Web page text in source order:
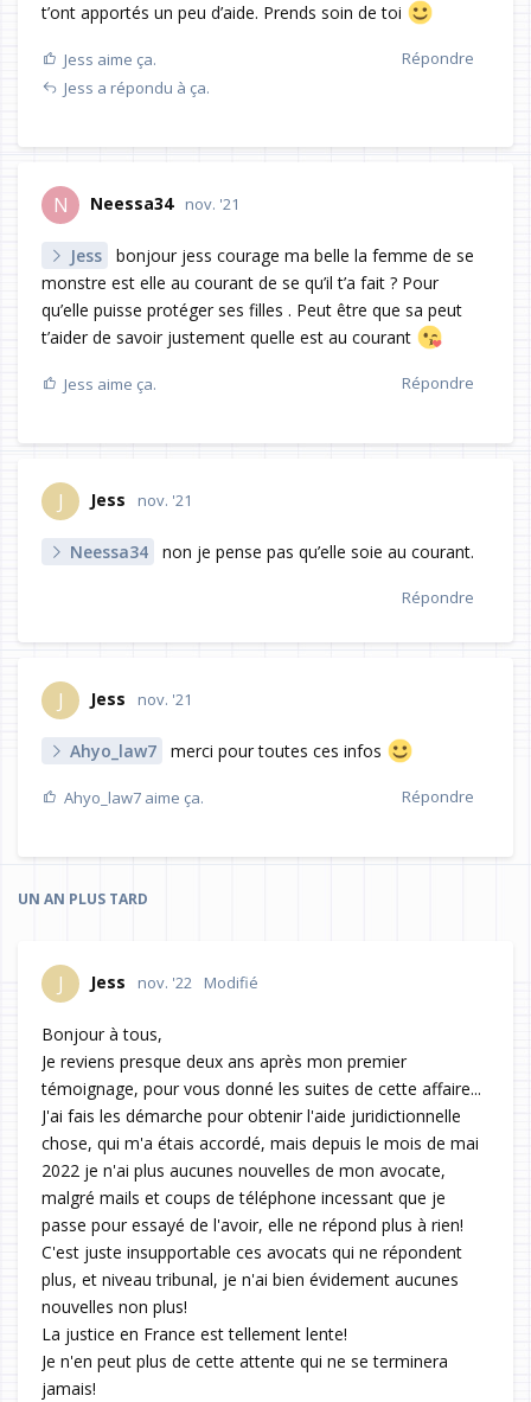
t’ont apportés un peu d’aide. Prends soin de toi
Répondre
Jess aime ça.
Jess a répondu à ça.
N Neessa34 nov. '21
Jess
bonjour jess courage ma belle la femme de se
monstre est elle au courant de se qu’il t’a fait ? Pour
qu’elle puisse protéger ses filles . Peut être que sa peut
t’aider de savoir justement quelle est au courant
Répondre
Jess aime ça.
J Jess nov. '21
Neessa34 non je pense pas qu’elle soie au courant.
Répondre
J Jess nov. '21
Ahyo_law7 merci pour toutes ces infos
Répondre
Ahyo_law7 aime ça.
UN AN PLUS TARD
J Jess nov. '22 Modifié
Bonjour à tous,
Je reviens presque deux ans après mon premier
témoignage, pour vous donné les suites de cette affaire...
J'ai fais les démarche pour obtenir l'aide juridictionnelle
chose, qui m'a étais accordé, mais depuis le mois de mai
2022 je n'ai plus aucunes nouvelles de mon avocate,
malgré mails et coups de téléphone incessant que je
passe pour essayé de l'avoir, elle ne répond plus à rien!
C'est juste insupportable ces avocats qui ne répondent
plus, et niveau tribunal, je n'ai bien évidement aucunes
nouvelles non plus!
La justice en France est tellement lente!
Je n'en peut plus de cette attente qui ne se terminera
jamais!